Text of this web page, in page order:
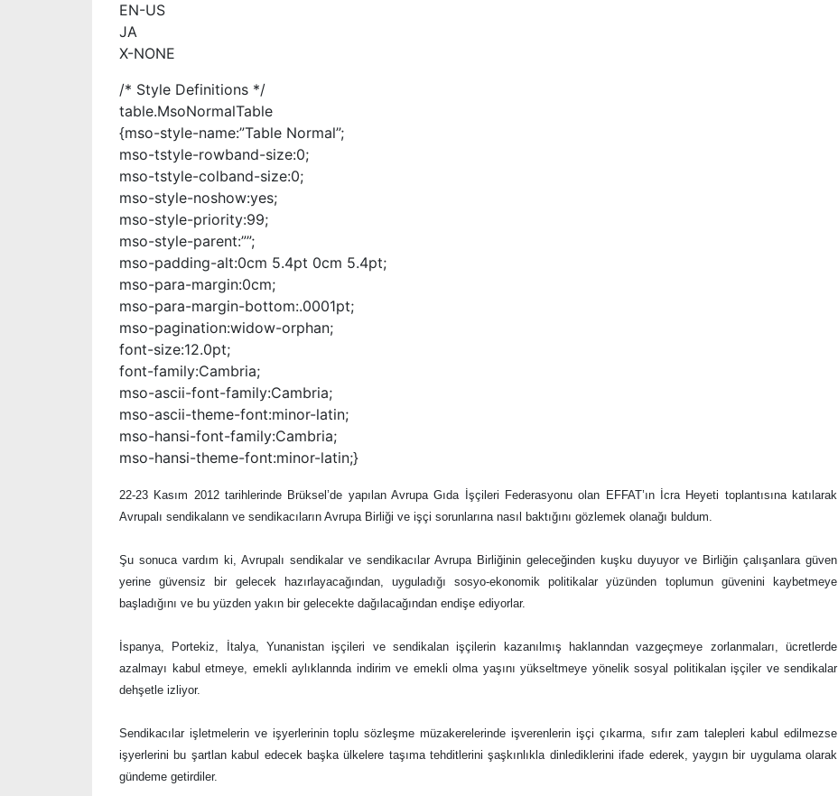
EN-US
JA
X-NONE
/* Style Definitions */
table.MsoNormalTable
{mso-style-name:”Table Normal”;
mso-tstyle-rowband-size:0;
mso-tstyle-colband-size:0;
mso-style-noshow:yes;
mso-style-priority:99;
mso-style-parent:””;
mso-padding-alt:0cm 5.4pt 0cm 5.4pt;
mso-para-margin:0cm;
mso-para-margin-bottom:.0001pt;
mso-pagination:widow-orphan;
font-size:12.0pt;
font-family:Cambria;
mso-ascii-font-family:Cambria;
mso-ascii-theme-font:minor-latin;
mso-hansi-font-family:Cambria;
mso-hansi-theme-font:minor-latin;}
22-23 Kasım 2012 tarihlerinde Brüksel’de yapılan Avrupa Gıda İşçileri Federasyonu olan EFFAT’ın İcra Heyeti toplantısına katılarak
Avrupalı sendikalann ve sendikacıların Avrupa Birliği ve işçi sorunlarına nasıl baktığını gözlemek olanağı buldum.
Şu sonuca vardım ki, Avrupalı sendikalar ve sendikacılar Avrupa Birliğinin geleceğinden kuşku duyuyor ve Birliğin çalışanlara güven
yerine güvensiz bir gelecek hazırlayacağından, uyguladığı sosyo-ekonomik politikalar yüzünden toplumun güvenini kaybetmeye
başladığını ve bu yüzden yakın bir gelecekte dağılacağından endişe ediyorlar.
İspanya, Portekiz, İtalya, Yunanistan işçileri ve sendikalan işçilerin kazanılmış haklanndan vazgeçmeye zorlanmaları, ücretlerde
azalmayı kabul etmeye, emekli aylıklannda indirim ve emekli olma yaşını yükseltmeye yönelik sosyal politikalan işçiler ve sendikalar
dehşetle izliyor.
Sendikacılar işletmelerin ve işyerlerinin toplu sözleşme müzakerelerinde işverenlerin işçi çıkarma, sıfır zam talepleri kabul edilmezse
işyerlerini bu şartlan kabul edecek başka ülkelere taşıma tehditlerini şaşkınlıkla dinlediklerini ifade ederek, yaygın bir uygulama olarak
gündeme getirdiler.